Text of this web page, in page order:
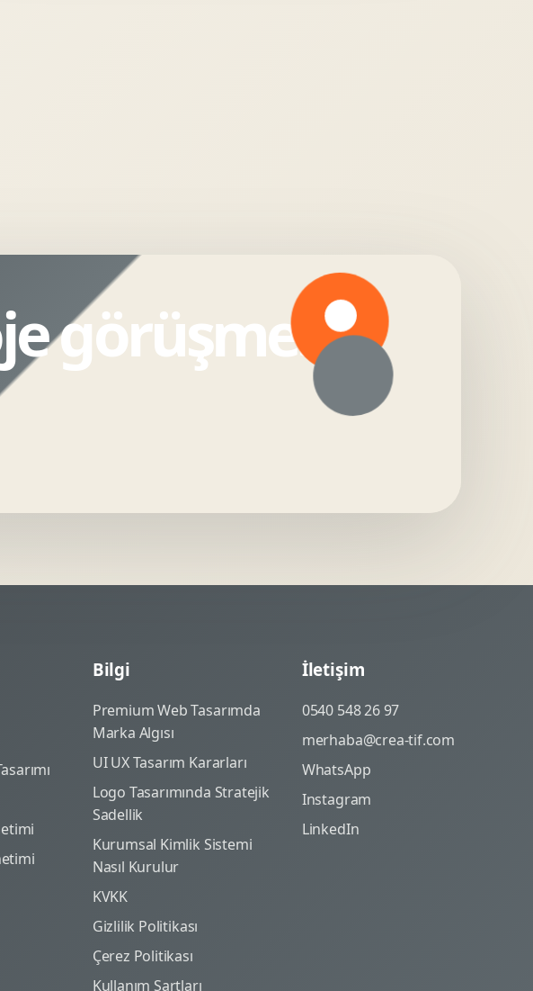
görüşmesi
Bilgi
Premium Web Tasarımda
Marka Algısı
UI UX Tasarım Kararları
Logo Tasarımında Stratejik
Sadellik
Kurumsal Kimlik Sistemi
Nasıl Kurulur
KVKK
Gizlilik Politikası
Çerez Politikası
Kullanım Şartları
İletişim
0540 548 26 97
merhaba@crea-tif.com
WhatsApp
Instagram
LinkedIn